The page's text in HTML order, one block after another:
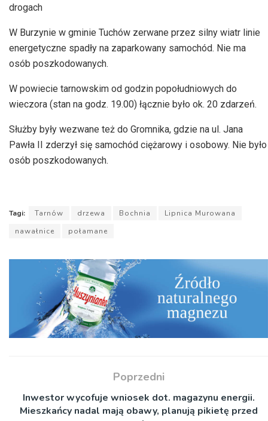
drogach
W Burzynie w gminie Tuchów zerwane przez silny wiatr linie
energetyczne spadły na zaparkowany samochód. Nie ma
osób poszkodowanych.
W powiecie tarnowskim od godzin popołudniowych do
wieczora (stan na godz. 19.00) łącznie było ok. 20 zdarzeń.
Służby były wezwane też do Gromnika, gdzie na ul. Jana
Pawła II zderzył się samochód ciężarowy i osobowy. Nie było
osób poszkodowanych.
Tagi: Tarnów drzewa Bochnia
Lipnica Murowana
nawałnice
połamane
Poprzedni
Inwestor wycofuje wniosek dot. magazynu energii.
Mieszkańcy nadal mają obawy, planują pikietę przed